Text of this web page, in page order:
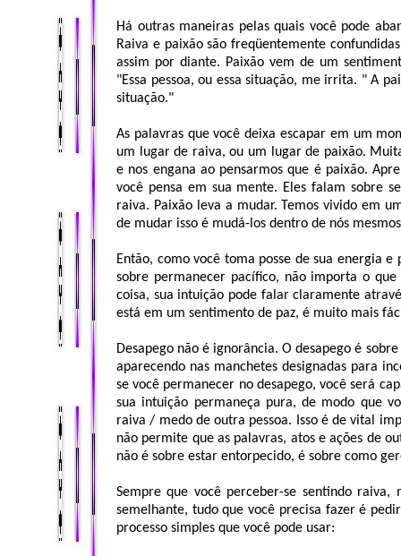
Há outras maneiras pelas quais você pode
Raiva e paixão são freqüentemente
assim por diante. Paixão vem de um
"Essa pessoa, ou essa situação, me irrita. " A
situação."
As palavras que você deixa escapar em um
um lugar de raiva, ou um lugar de paixão.
e nos engana ao pensarmos que é paixão.
você pensa em sua mente. Eles falam sobre
raiva. Paixão leva a mudar. Temos vivido em
de mudar isso é mudá-los dentro de nós
Então, como você toma posse de sua energia
sobre permanecer pacífico, não importa o
coisa, sua intuição pode falar claramente
está em um sentimento de paz, é muito mais
Desapego não é ignorância. O desapego é
aparecendo nas manchetes designadas para
se você permanecer no desapego, você será
sua intuição permaneça pura, de modo que
raiva / medo de outra pessoa. Isso é de vital
não permite que as palavras, atos e ações de
não é sobre estar entorpecido, é sobre como
Sempre que você perceber-se sentindo
semelhante, tudo que você precisa fazer é
processo simples que você pode usar: